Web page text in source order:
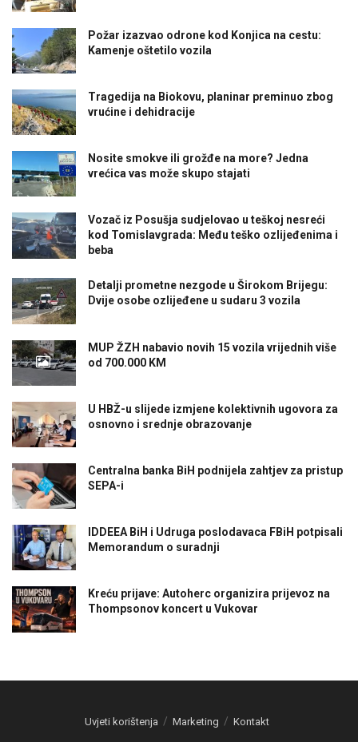
Požar izazvao odrone kod Konjica na cestu:
Kamenje oštetilo vozila
Tragedija na Biokovu, planinar preminuo zbog
vrućine i dehidracije
Nosite smokve ili grožđe na more? Jedna
vrećica vas može skupo stajati
Vozač iz Posušja sudjelovao u teškoj nesreći
kod Tomislavgrada: Među teško ozlijeđenima i
beba
Detalji prometne nezgode u Širokom Brijegu:
Dvije osobe ozlijeđene u sudaru 3 vozila
MUP ŽZH nabavio novih 15 vozila vrijednih više
od 700.000 KM
U HBŽ-u slijede izmjene kolektivnih ugovora za
osnovno i srednje obrazovanje
Centralna banka BiH podnijela zahtjev za pristup
SEPA-i
IDDEEA BiH i Udruga poslodavaca FBiH potpisali
Memorandum o suradnji
Kreću prijave: Autoherc organizira prijevoz na
Thompsonov koncert u Vukovar
Uvjeti korištenja Marketing Kontakt